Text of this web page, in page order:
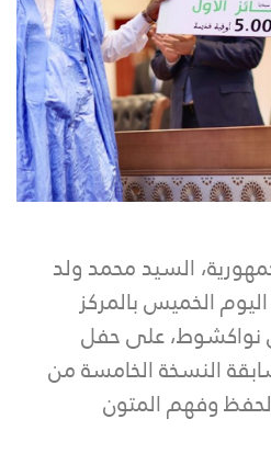
السيد محمد ولد
الخميس بالمركز
نواكشوط، على حفل
النسخة الخامسة من
لحفظ وفهم المتون